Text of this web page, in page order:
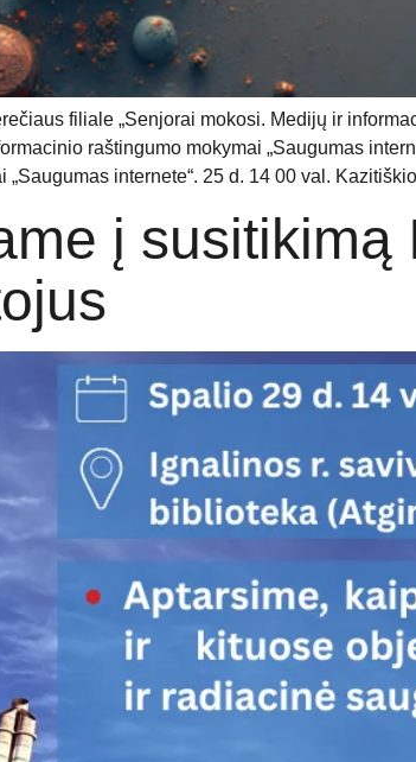
filiale „Senjorai mokosi. Medijų ir
raštingumo mokymai „Saugumas
„Saugumas internete“. 25 d. 14 00 val.
į